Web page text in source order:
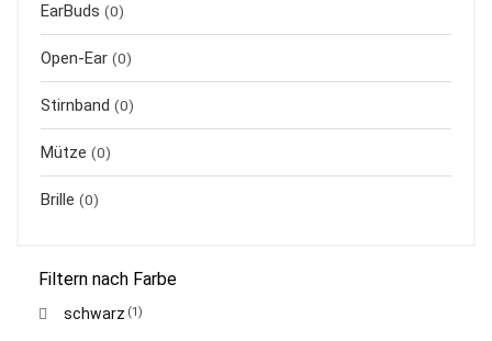
EarBuds (0)
Open-Ear (0)
Stirnband (0)
Mütze (0)
Brille (0)
Filtern nach Farbe
schwarz (1)